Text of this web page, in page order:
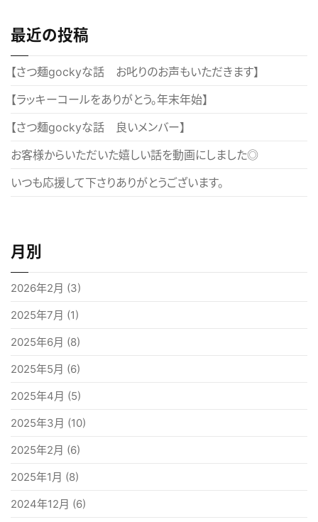
ゲ
ー
ン
最近の投稿
【さつ麺gockyな話 お叱りのお声もいただきます】
【ラッキーコールをありがとう。年末年始】
【さつ麺gockyな話 良いメンバー】
お客様からいただいた嬉しい話を動画にしました◎
いつも応援して下さりありがとうございます。
月別
2026年2月 (3)
2025年7月 (1)
2025年6月 (8)
2025年5月 (6)
2025年4月 (5)
2025年3月 (10)
2025年2月 (6)
2025年1月 (8)
2024年12月 (6)